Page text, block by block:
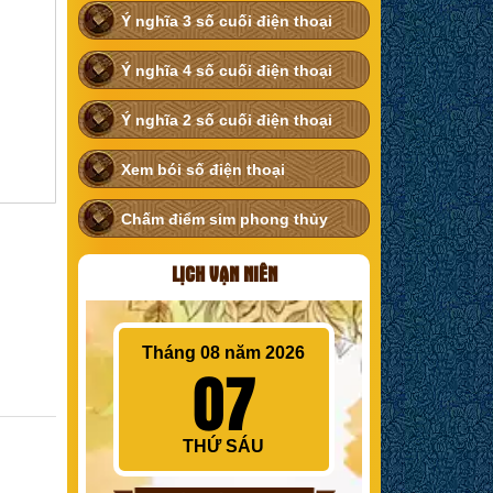
Ý nghĩa 3 số cuối điện thoại
Ý nghĩa 4 số cuối điện thoại
Ý nghĩa 2 số cuối điện thoại
Xem bói số điện thoại
Chấm điểm sim phong thủy
LỊCH VẠN NIÊN
Tháng 08 năm 2026
07
THỨ SÁU